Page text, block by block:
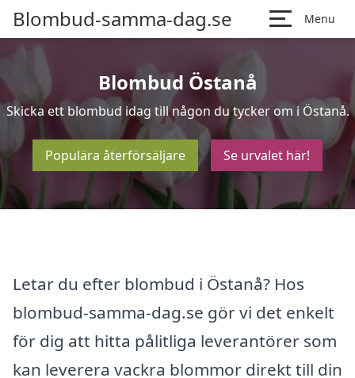
Blombud-samma-dag.se Menu
Blombud Östanå
Skicka ett blombud idag till någon du tycker om i Östanå.
Populära återförsäljare Se urvalet här!
Letar du efter blombud i Östanå? Hos
blombud-samma-dag.se gör vi det enkelt
för dig att hitta pålitliga leverantörer som
kan leverera vackra blommor direkt till din